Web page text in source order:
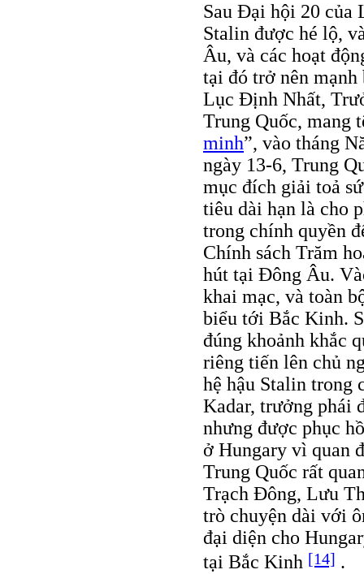
Sau Đại hội 20 của
Stalin được hé lộ,
Âu, và các hoạt
tại đó trở nên
Lục Định Nhất,
Trung Quốc, mang
minh”, vào tháng
ngày 13-6, Trung
mục đích giải toả
tiêu dài hạn là cho
trong chính quyền
Chính sách Trăm
hút tại Đông Âu.
khai mạc, và toàn
biểu tới Bắc Kinh.
đúng khoảnh khắc
riêng tiến lên chủ
hệ hậu Stalin trong
Kadar, trưởng phái
nhưng được phục
ở Hungary vì quan
Trung Quốc rất
Trạch Đông, Lưu
trò chuyện dài với
đại diện cho
tại Bắc Kinh [14] .